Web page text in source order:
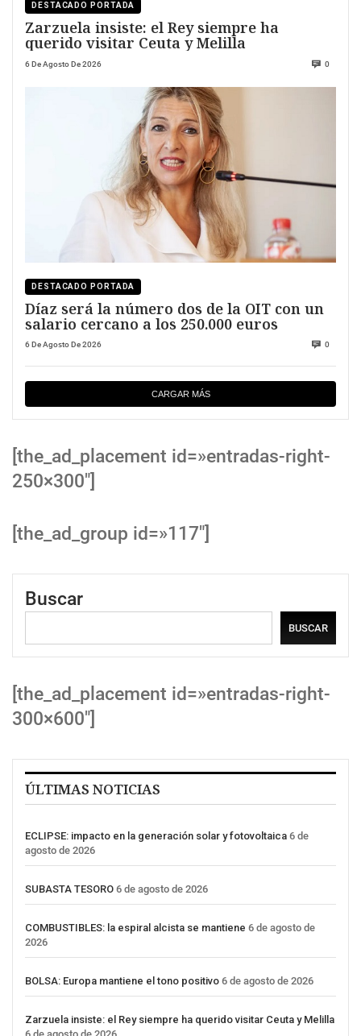
DESTACADO PORTADA
Zarzuela insiste: el Rey siempre ha
querido visitar Ceuta y Melilla
6 De Agosto De 2026 0
DESTACADO PORTADA
Díaz será la número dos de la OIT con un
salario cercano a los 250.000 euros
6 De Agosto De 2026 0
CARGAR MÁS
[the_ad_placement id=»entradas-right-
250×300″]
[the_ad_group id=»117″]
Buscar
BUSCAR
[the_ad_placement id=»entradas-right-
300×600″]
ÚLTIMAS NOTICIAS
ECLIPSE: impacto en la generación solar y fotovoltaica 6 de
agosto de 2026
SUBASTA TESORO 6 de agosto de 2026
COMBUSTIBLES: la espiral alcista se mantiene 6 de agosto de
2026
BOLSA: Europa mantiene el tono positivo 6 de agosto de 2026
Zarzuela insiste: el Rey siempre ha querido visitar Ceuta y Melilla